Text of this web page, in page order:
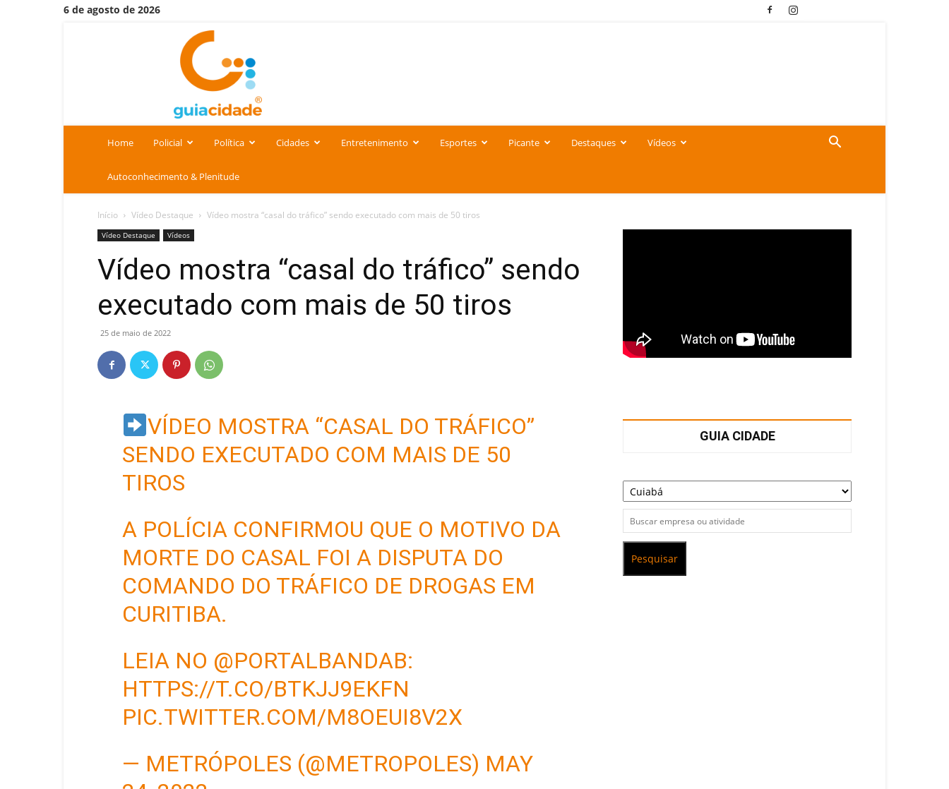
6 de agosto de 2026
Home Policial Política Cidades Entretenimento Esportes Picante Destaques Vídeos
Autoconhecimento & Plenitude
Início Vídeo Destaque Vídeo mostra “casal do tráfico” sendo executado com mais de 50 tiros
Vídeo Destaque Vídeos
Vídeo mostra “casal do tráfico” sendo
executado com mais de 50 tiros
25 de maio de 2022
VÍDEO MOSTRA “CASAL DO TRÁFICO”
SENDO EXECUTADO COM MAIS DE 50
TIROS
A POLÍCIA CONFIRMOU QUE O MOTIVO DA
MORTE DO CASAL FOI A DISPUTA DO
COMANDO DO TRÁFICO DE DROGAS EM
CURITIBA.
LEIA NO @PORTALBANDAB:
HTTPS://T.CO/BTKJJ9EKFN
PIC.TWITTER.COM/M8OEUI8V2X
— METRÓPOLES (@METROPOLES) MAY
GUIA CIDADE
Pesquisar